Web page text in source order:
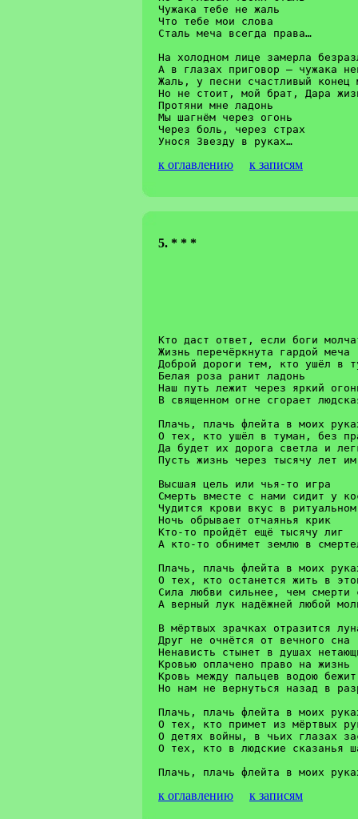
Чужака тебе не жаль
Что тебе мои слова
Сталь меча всегда права…
На холодном лице замерла
А в глазах приговор – чужака
Жаль, у песни счастливый конец
Но не стоит, мой брат, Дара
Протяни мне ладонь
Мы шагнём через огонь
Через боль, через страх
к оглавлению к записям
5. * * *
Кто даст ответ, если боги молчат
Жизнь перечёркнута гардой меча				D
Доброй дороги тем, кто ушёл в туман			F
Белая роза ранит ладонь					Am
Наш путь лежит через яркий огонь
В священном огне сгорает людская чума…
Плачь, плачь флейта в моих руках			Am Em  Am  Em
О тех, кто ушёл в туман, без права вернуться
Да будет их дорога светла и легка			C
Пусть жизнь через тысячу лет им
Высшая цель или чья-то игра
Смерть вместе с нами сидит у
Чудится крови вкус в
Ночь обрывает отчаянья крик
Кто-то пройдёт ещё тысячу лиг
А кто-то обнимет землю в
Плачь, плачь флейта в моих
О тех, кто останется жить в
Сила любви сильнее, чем смерти
А верный лук надёжней любой
В мёртвых зрачках отразится
Друг не очнётся от вечного сна
Ненависть стынет в душах
Кровью оплачено право на жизнь
Кровь между пальцев водою бежит
Но нам не вернуться назад в
Плачь, плачь флейта в моих
О тех, кто примет из мёртвых
О детях войны, в чьих глазах
О тех, кто в людские сказанья
к оглавлению к записям